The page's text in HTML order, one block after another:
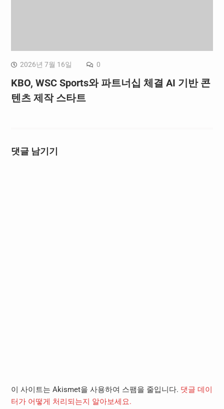
2026년 7월 16일 0
KBO, WSC Sports와 파트너십 체결 AI 기반 콘
텐츠 제작 스타트
댓글 남기기
이 사이트는 Akismet을 사용하여 스팸을 줄입니다. 댓글 데이
터가 어떻게 처리되는지 알아보세요.